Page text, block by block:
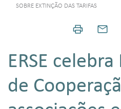
SOBRE EXTINÇÃO DAS TARIFAS
ERSE
de